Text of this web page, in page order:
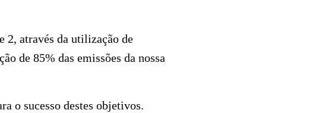
2, através da utilização de
de 85% das emissões da nossa
o sucesso destes objetivos.